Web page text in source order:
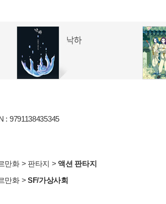
: 9791138435345
만화> 판타지 > 액션 판타지
만화> SF/가상사회